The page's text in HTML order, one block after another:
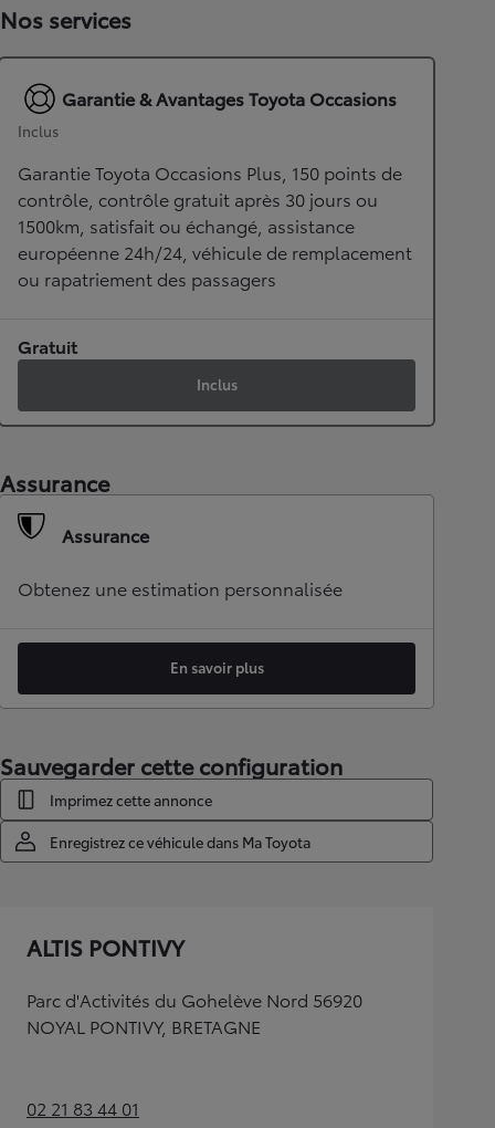
Nos services
Garantie & Avantages Toyota Occasions
Inclus
Garantie Toyota Occasions Plus, 150 points de
contrôle, contrôle gratuit après 30 jours ou
1500km, satisfait ou échangé, assistance
européenne 24h/24, véhicule de remplacement
ou rapatriement des passagers
Gratuit
Inclus
Assurance
Assurance
Obtenez une estimation personnalisée
En savoir plus
Sauvegarder cette configuration
Imprimez cette annonce
Enregistrez ce véhicule dans Ma Toyota
ALTIS PONTIVY
Parc d'Activités du Gohelève Nord 56920
NOYAL PONTIVY, BRETAGNE
02 21 83 44 01(Opens in new tab)